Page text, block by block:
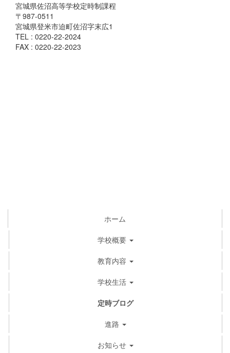
宮城県佐沼高等学校定時制課程
〒987-0511
宮城県登米市迫町佐沼字末広1
TEL : 0220-22-2024
FAX : 0220-22-2023
ホーム
学校概要
教育内容
学校生活
定時ブログ
進路
お知らせ